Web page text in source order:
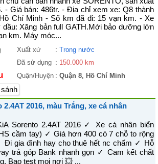
- Giá bán: 486tr. - Địa chỉ xem xe: Q8 thành
Chí Minh - Số km đã đi: 15 vạn km. - Xe
dầu: Xăng bản full GATH.Mới bảo dưỡng lớn
km. Máy móc...
Xuất xứ : Trong nước
Đã sử dụng : 150.000 km
Quận/Huyện : Quận 8, Hồ Chí Minh
2016, màu Trắng, xe cá nhân
Sorento 2.4AT 2016 ✓ Xe cá nhân biển
cầm tay) ✓ Giá hơn 400 có 7 chỗ to rộng
Đi gia đình hay cho thuê hết nc chấm ✓ Hỗ
trả góp Bank nhanh gọn ✓ Cam kết chất
Bao test mọi nơi 💥 ...